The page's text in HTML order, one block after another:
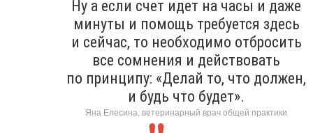
Ну а если счет идет на часы и даже
минуты и помощь требуется здесь
и сейчас, то необходимо отбросить
все сомнения и действовать
по принципу: «Делай то, что должен,
и будь что будет».
Яна Елесина, ветеринарный врач общей практики